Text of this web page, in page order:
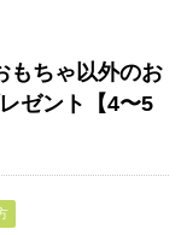
もちゃ以外のお
ゼント【4〜5